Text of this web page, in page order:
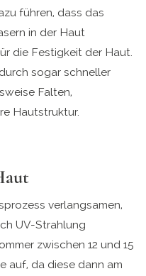
führen, dass das
in der Haut
die Festigkeit der Haut.
sogar schneller
Falten,
Hautstruktur.
verlangsamen,
UV-Strahlung
zwischen 12 und 15
auf, da diese dann am